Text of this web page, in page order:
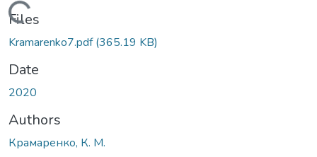
Loading...
Files
Kramarenko7.pdf(365.19 KB)
Date
2020
Authors
Крамаренко, К. М.